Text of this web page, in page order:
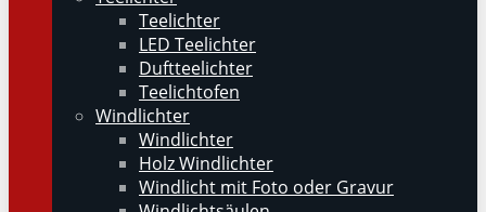
Teelichter
LED Teelichter
Duftteelichter
Teelichtofen
Windlichter
Windlichter
Holz Windlichter
Windlicht mit Foto oder Gravur